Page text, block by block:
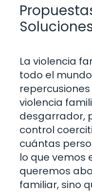
La violencia
todo el
violencia
desgarrador,
control
cuántas
lo que vemos
queremos
familiar, sino